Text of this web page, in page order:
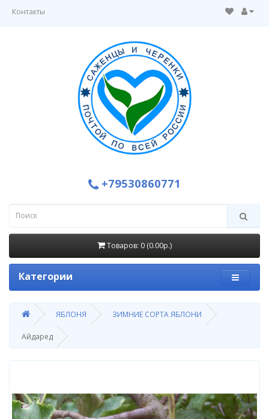
Контакты
+79530860771
Товаров: 0 (0.00р.)
Категории
ЯБЛОНЯ ЗИМНИЕ СОРТА ЯБЛОНИ
Айдаред